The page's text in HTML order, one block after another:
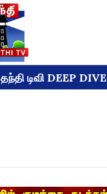
தந்தி டிவி DEEP DIVE